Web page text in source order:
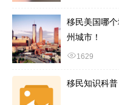
移民美国哪
州城市！
1629
移民知识科